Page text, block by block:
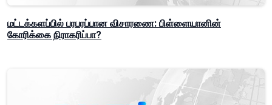
மட்டக்களப்பில் பரபரப்பான விசாரணை: பிள்ளையானின்
கோரிக்கை நிராகரிப்பா?